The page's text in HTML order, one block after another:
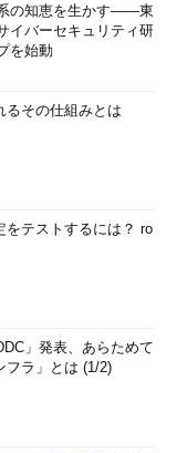
の知恵を生かす――東
イバーセキュリティ研
を始動
るその仕組みとは
をテストするには？ ro
」発表、あらためて
フラ」とは (1/2)